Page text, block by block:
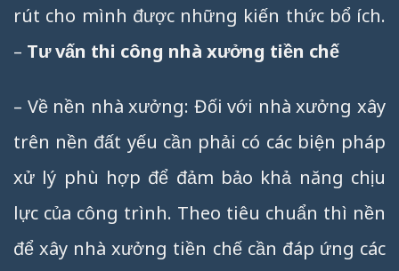
rút cho mình được những kiến thức bổ ích.
– Tư vấn thi công nhà xưởng tiền chế
– Về nền nhà xưởng: Đối với nhà xưởng xây
trên nền đất yếu cần phải có các biện pháp
xử lý phù hợp để đảm bảo khả năng chịu
lực của công trình. Theo tiêu chuẩn thì nền
để xây nhà xưởng tiền chế cần đáp ứng các